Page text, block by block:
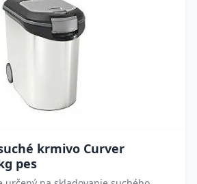
krmivo Curver
pes